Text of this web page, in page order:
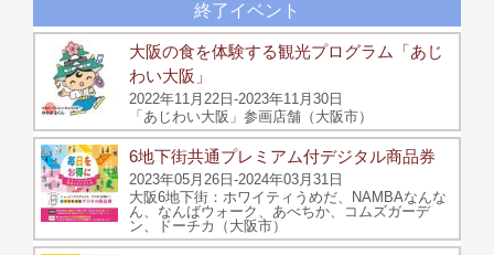
終了イベント
大阪の食を体験する観光プログラム「あじ
わい大阪」
2022年11月22日-2023年11月30日
「あじわい大阪」参画店舗（大阪市）
6地下街共通プレミアム付デジタル商品券
2023年05月26日-2024年03月31日
大阪6地下街：ホワイティうめだ、NAMBAなんな
ん、なんばウォーク、あべちか、コムズガーデ
ン、ドーチカ（大阪市）